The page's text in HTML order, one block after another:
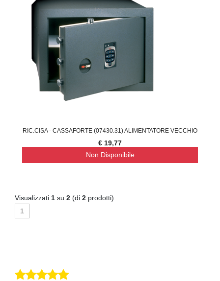
RIC.CISA - CASSAFORTE (07430.31) ALIMENTATORE VECCHIO
€ 19,77
Non Disponibile
Visualizzati 1 su 2 (di 2 prodotti)
1